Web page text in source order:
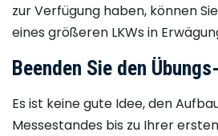
zur Verfügung haben, können
eines größeren LKWs in
Beenden Sie den
Es ist keine gute Idee, den
Messestandes bis zu Ihrer